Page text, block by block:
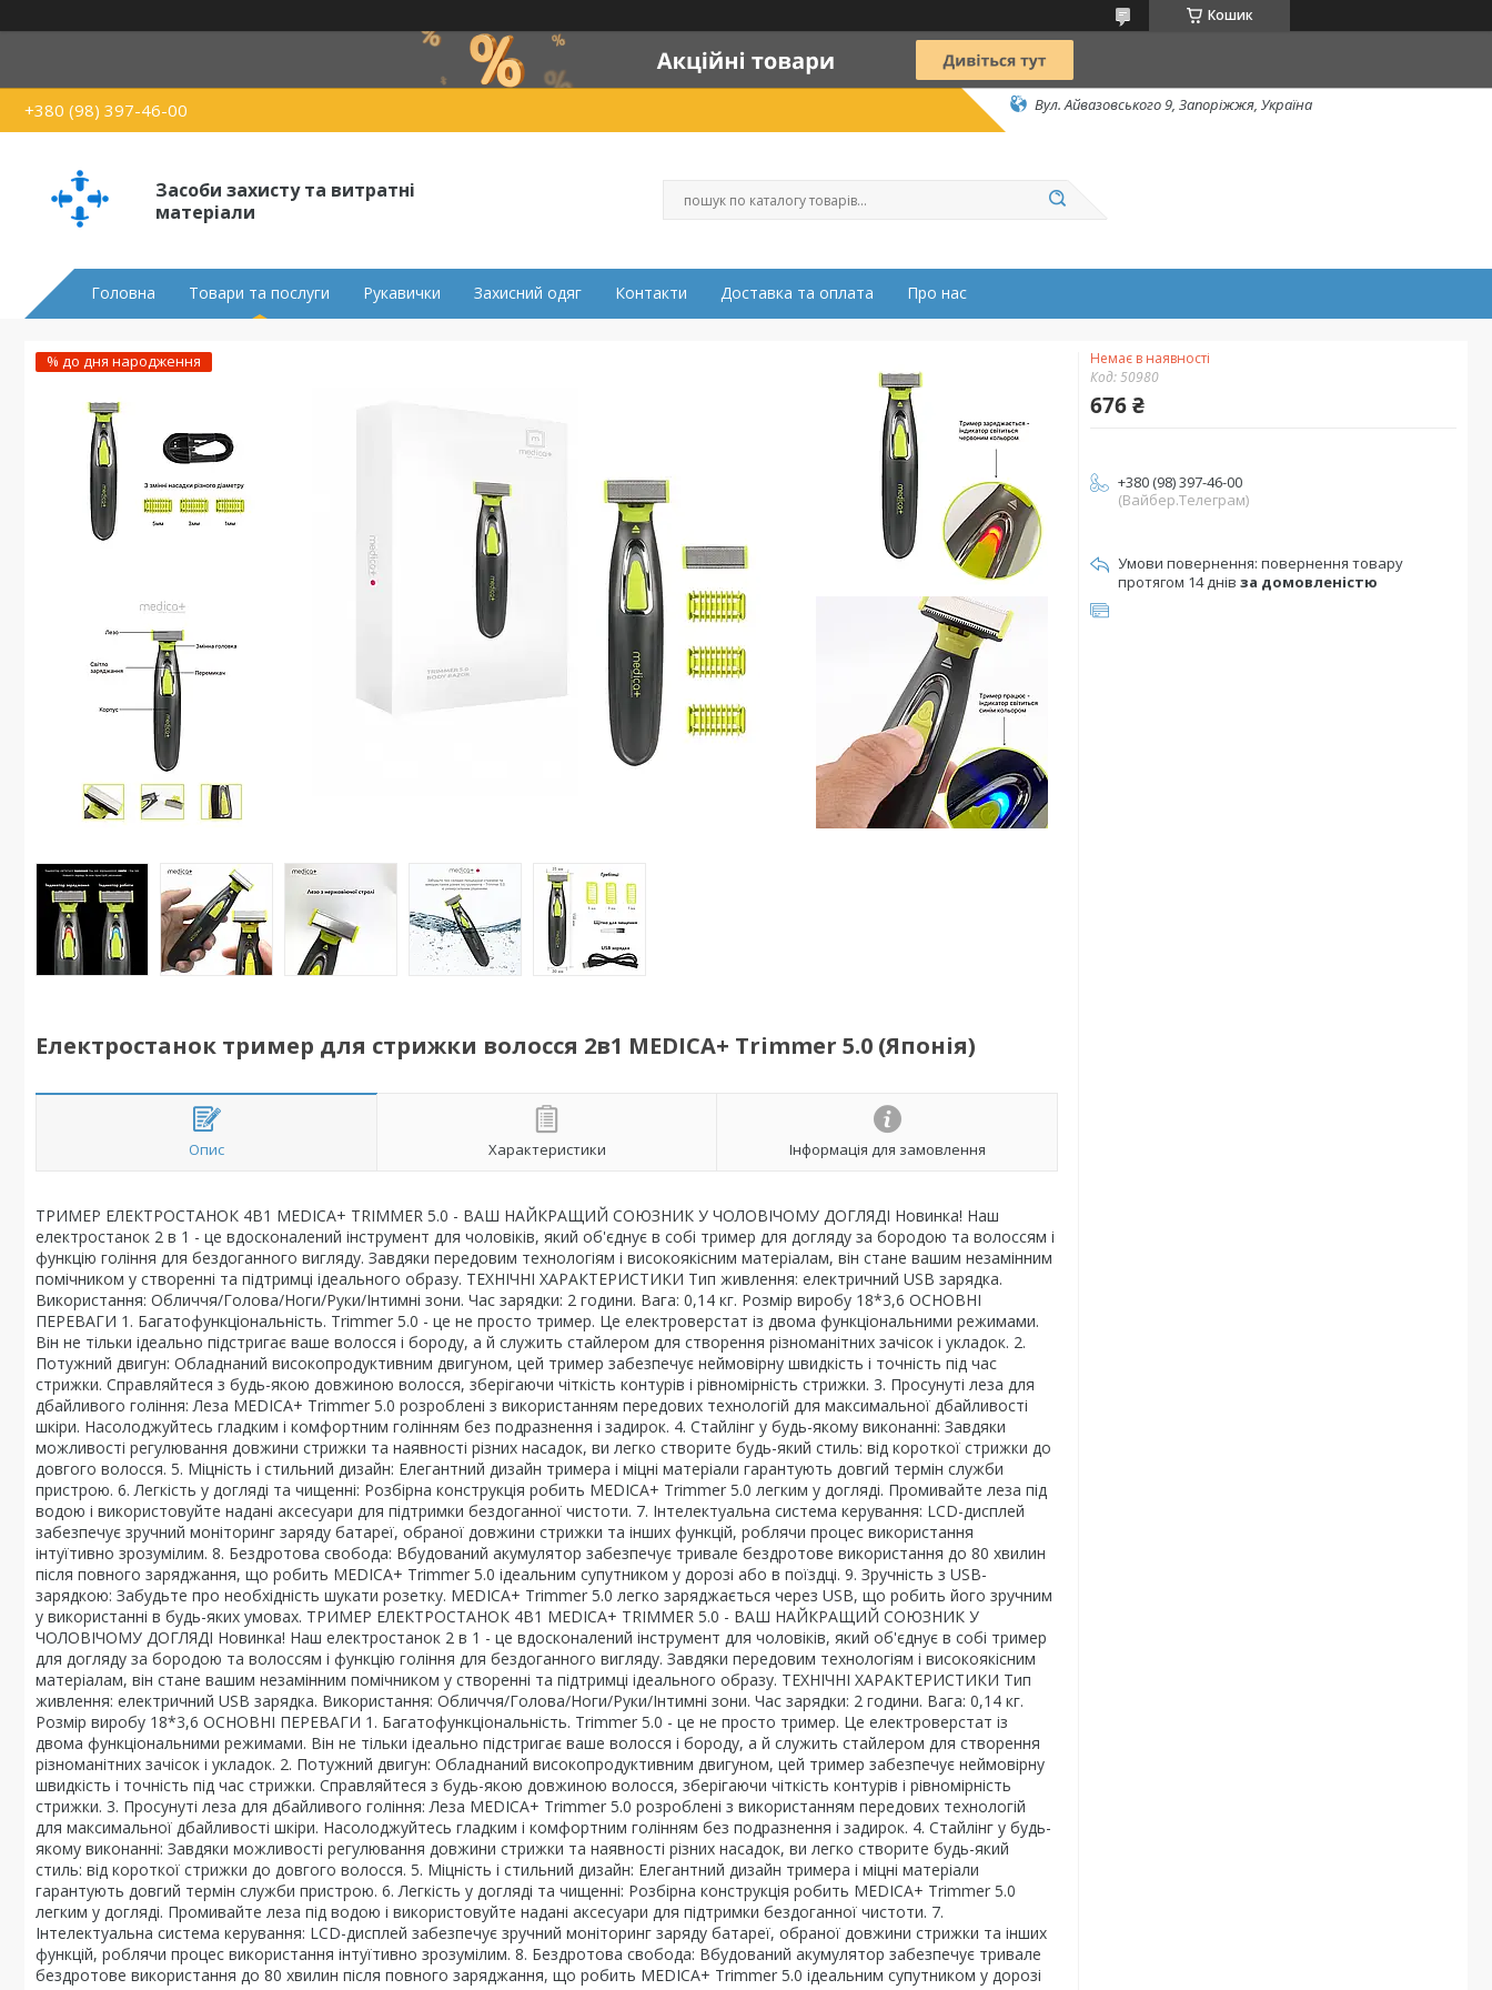
Кошик
+380 (98) 397-46-00 Вул. Айвазовського 9, Запоріжжя, Україна
Засоби захисту та витратні
матеріали
Головна Товари та послуги Рукавички Захисний одяг Контакти Доставка та оплата Про нас
% до дня народження
Електростанок тример для стрижки волосся 2в1 MEDICA+ Trimmer 5.0 (Японія)
Опис Характеристики Інформація для замовлення
ТРИМЕР ЕЛЕКТРОСТАНОК 4В1 MEDICA+ TRIMMER 5.0 - ВАШ НАЙКРАЩИЙ СОЮЗНИК У ЧОЛОВІЧОМУ ДОГЛЯДІ Новинка! Наш
електростанок 2 в 1 - це вдосконалений інструмент для чоловіків, який об'єднує в собі тример для догляду за бородою та волоссям і
функцію гоління для бездоганного вигляду. Завдяки передовим технологіям і високоякісним матеріалам, він стане вашим незамінним
помічником у створенні та підтримці ідеального образу. ТЕХНІЧНІ ХАРАКТЕРИСТИКИ Тип живлення: електричний USB зарядка.
Використання: Обличчя/Голова/Ноги/Руки/Інтимні зони. Час зарядки: 2 години. Вага: 0,14 кг. Розмір виробу 18*3,6 ОСНОВНІ
ПЕРЕВАГИ 1. Багатофункціональність. Trimmer 5.0 - це не просто тример. Це електроверстат із двома функціональними режимами.
Він не тільки ідеально підстригає ваше волосся і бороду, а й служить стайлером для створення різноманітних зачісок і укладок. 2.
Потужний двигун: Обладнаний високопродуктивним двигуном, цей тример забезпечує неймовірну швидкість і точність під час
стрижки. Справляйтеся з будь-якою довжиною волосся, зберігаючи чіткість контурів і рівномірність стрижки. 3. Просунуті леза для
дбайливого гоління: Леза MEDICA+ Trimmer 5.0 розроблені з використанням передових технологій для максимальної дбайливості
шкіри. Насолоджуйтесь гладким і комфортним голінням без подразнення і задирок. 4. Стайлінг у будь-якому виконанні: Завдяки
можливості регулювання довжини стрижки та наявності різних насадок, ви легко створите будь-який стиль: від короткої стрижки до
довгого волосся. 5. Міцність і стильний дизайн: Елегантний дизайн тримера і міцні матеріали гарантують довгий термін служби
пристрою. 6. Легкість у догляді та чищенні: Розбірна конструкція робить MEDICA+ Trimmer 5.0 легким у догляді. Промивайте леза під
водою і використовуйте надані аксесуари для підтримки бездоганної чистоти. 7. Інтелектуальна система керування: LCD-дисплей
забезпечує зручний моніторинг заряду батареї, обраної довжини стрижки та інших функцій, роблячи процес використання
інтуїтивно зрозумілим. 8. Бездротова свобода: Вбудований акумулятор забезпечує тривале бездротове використання до 80 хвилин
після повного заряджання, що робить MEDICA+ Trimmer 5.0 ідеальним супутником у дорозі або в поїздці. 9. Зручність з USB-
зарядкою: Забудьте про необхідність шукати розетку. MEDICA+ Trimmer 5.0 легко заряджається через USB, що робить його зручним
у використанні в будь-яких умовах. ТРИМЕР ЕЛЕКТРОСТАНОК 4В1 MEDICA+ TRIMMER 5.0 - ВАШ НАЙКРАЩИЙ СОЮЗНИК У
ЧОЛОВІЧОМУ ДОГЛЯДІ Новинка! Наш електростанок 2 в 1 - це вдосконалений інструмент для чоловіків, який об'єднує в собі тример
для догляду за бородою та волоссям і функцію гоління для бездоганного вигляду. Завдяки передовим технологіям і високоякісним
матеріалам, він стане вашим незамінним помічником у створенні та підтримці ідеального образу. ТЕХНІЧНІ ХАРАКТЕРИСТИКИ Тип
живлення: електричний USB зарядка. Використання: Обличчя/Голова/Ноги/Руки/Інтимні зони. Час зарядки: 2 години. Вага: 0,14 кг.
Розмір виробу 18*3,6 ОСНОВНІ ПЕРЕВАГИ 1. Багатофункціональність. Trimmer 5.0 - це не просто тример. Це електроверстат із
двома функціональними режимами. Він не тільки ідеально підстригає ваше волосся і бороду, а й служить стайлером для створення
різноманітних зачісок і укладок. 2. Потужний двигун: Обладнаний високопродуктивним двигуном, цей тример забезпечує неймовірну
швидкість і точність під час стрижки. Справляйтеся з будь-якою довжиною волосся, зберігаючи чіткість контурів і рівномірність
стрижки. 3. Просунуті леза для дбайливого гоління: Леза MEDICA+ Trimmer 5.0 розроблені з використанням передових технологій
для максимальної дбайливості шкіри. Насолоджуйтесь гладким і комфортним голінням без подразнення і задирок. 4. Стайлінг у будь-
якому виконанні: Завдяки можливості регулювання довжини стрижки та наявності різних насадок, ви легко створите будь-який
стиль: від короткої стрижки до довгого волосся. 5. Міцність і стильний дизайн: Елегантний дизайн тримера і міцні матеріали
гарантують довгий термін служби пристрою. 6. Легкість у догляді та чищенні: Розбірна конструкція робить MEDICA+ Trimmer 5.0
легким у догляді. Промивайте леза під водою і використовуйте надані аксесуари для підтримки бездоганної чистоти. 7.
Інтелектуальна система керування: LCD-дисплей забезпечує зручний моніторинг заряду батареї, обраної довжини стрижки та інших
функцій, роблячи процес використання інтуїтивно зрозумілим. 8. Бездротова свобода: Вбудований акумулятор забезпечує тривале
бездротове використання до 80 хвилин після повного заряджання, що робить MEDICA+ Trimmer 5.0 ідеальним супутником у дорозі
Немає в наявності
Код:50980
676 ₴
+380 (98) 397-46-00
(Вайбер.Телеграм)
повернення товару
протягом 14 днів за домовленістю